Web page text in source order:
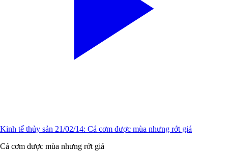
Kinh tế thủy sản 21/02/14: Cá cơm được mùa nhưng rớt giá
Cá cơm được mùa nhưng rớt giá